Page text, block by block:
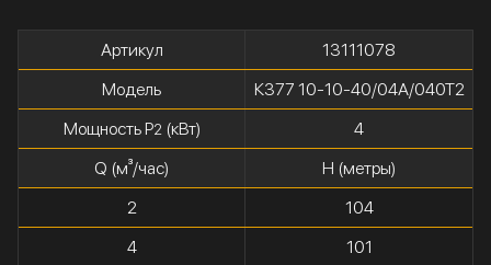
Артикул
13111078
Модель
К377 10-10-40/04А/040Т2
Мощность P2(кВт)
4
Q (м³/час)
H (метры)
2
104
4
101